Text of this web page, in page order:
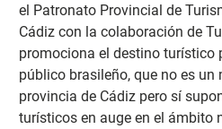
el Patronato Provincial de
Cádiz con la colaboración de
promociona el destino turístico
público brasileño, que no es
provincia de Cádiz pero sí
turísticos en auge en el ámbito